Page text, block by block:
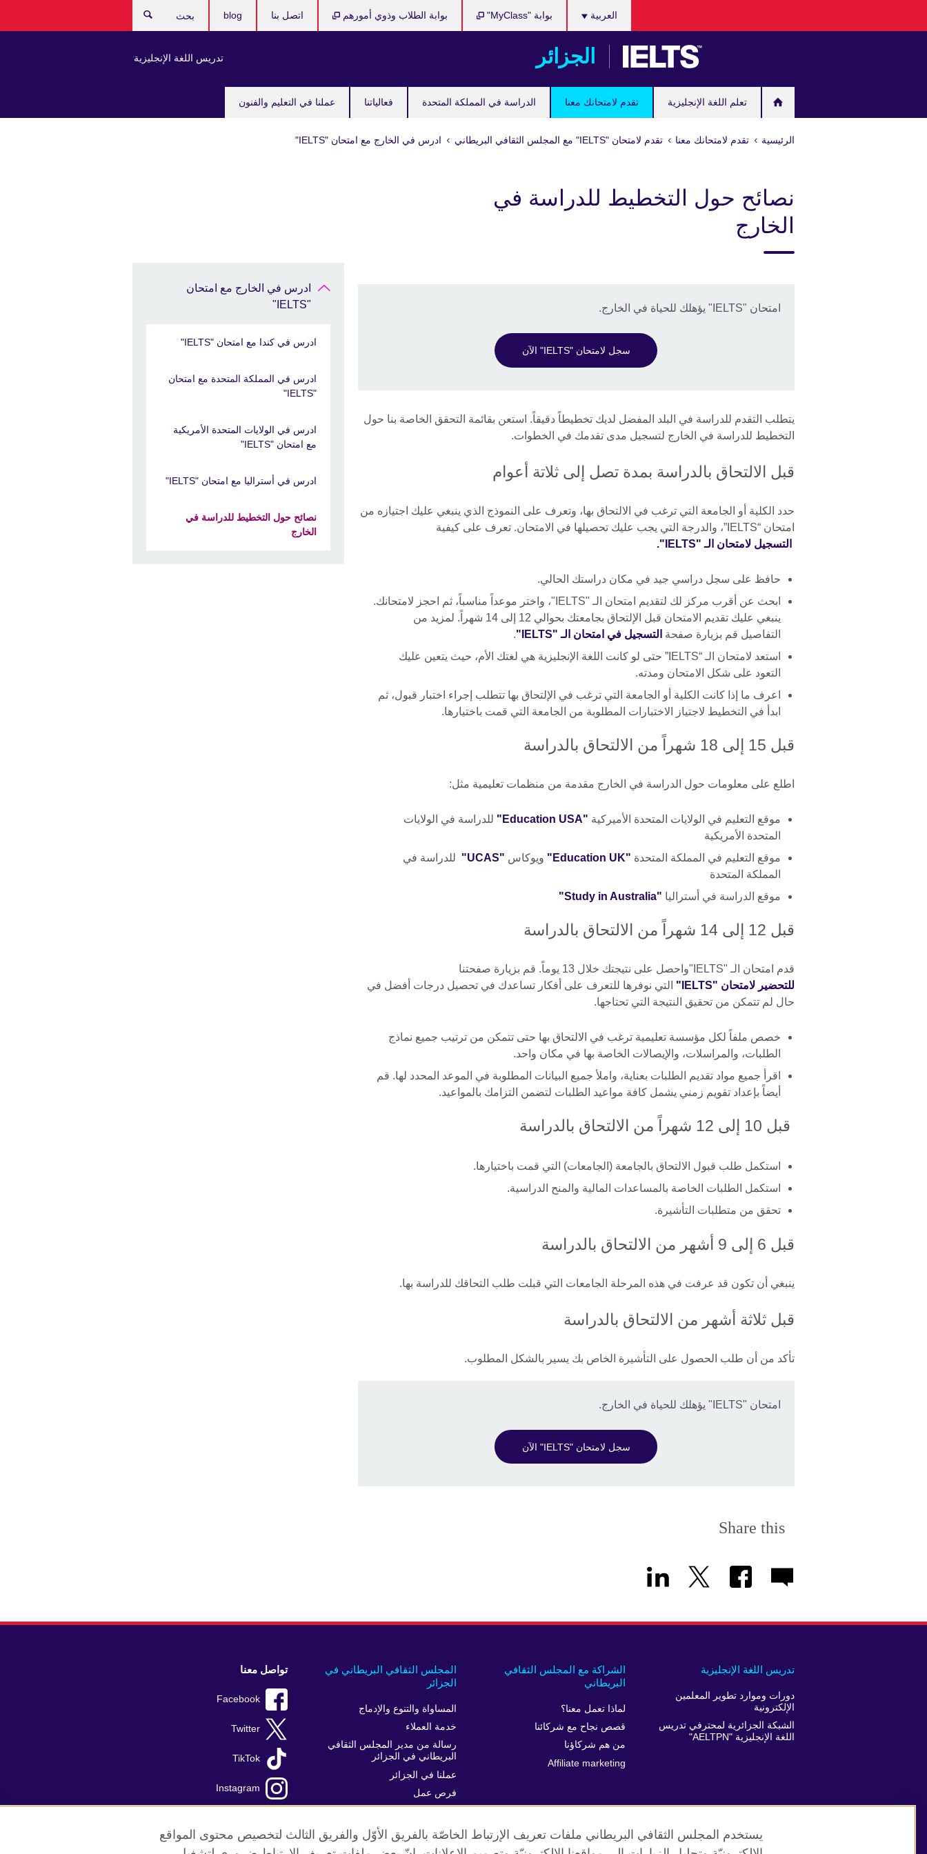
الجزائر
تعلم اللغة الإنجليزية تقدم لامتحانك معنا الدراسة في المملكة المتحدة فعالياتنا عملنا في التعليم والفنون
العربية
تدريس اللغة الإنجليزية
بوابة "MyClass" بوابة الطلاب وذوي أمورهم اتصل بنا blog
الرئيسية تقدم لامتحانك معنا تقدم لامتحان "IELTS" مع المجلس الثقافي البريطاني ادرس في الخارج مع امتحان "IELTS"
نصائح حول التخطيط للدراسة في
الخارج
امتحان "IELTS" يؤهلك للحياة في الخارج.
سجل لامتحان "IELTS" الآن
يتطلب التقدم للدراسة في البلد المفضل لديك تخطيطاً دقيقاً. استعن بقائمة التحقق الخاصة بنا حول
التخطيط للدراسة في الخارج لتسجيل مدى تقدمك في الخطوات.
قبل الالتحاق بالدراسة بمدة تصل إلى ثلاتة أعوام
حدد الكلية أو الجامعة التي ترغب في الالتحاق بها، وتعرف على النموذج الذي ينبغي عليك اجتيازه من
امتحان “IELTS”، والدرجة التي يجب عليك تحصيلها في الامتحان. تعرف على كيفية
التسجيل لامتحان الـ "IELTS".
حافظ على سجل دراسي جيد في مكان دراستك الحالي.
ابحث عن أقرب مركز لك لتقديم امتحان الـ "IELTS"، واختر موعداً مناسباً، ثم احجز لامتحانك.
ينبغي عليك تقديم الامتحان قبل الإلتحاق بجامعتك بحوالي 12 إلى 14 شهراً. لمزيد من
التفاصيل قم بزيارة صفحة التسجيل في امتحان الـ "IELTS"
.
استعد لامتحان الـ “IELTS” حتى لو كانت اللغة الإنجليزية هي لغتك الأم، حيث يتعين عليك
التعود على شكل الامتحان ومدته.
اعرف ما إذا كانت الكلية أو الجامعة التي ترغب في الإلتحاق بها تتطلب إجراء اختبار قبول، ثم
ابدأ في التخطيط لاجتياز الاختبارات المطلوبة من الجامعة التي قمت باختيارها.
قبل 15 إلى 18 شهراً من الالتحاق بالدراسة
اطلع على معلومات حول الدراسة في الخارج مقدمة من منظمات تعليمية مثل:
موقع التعليم في الولايات المتحدة الأميركية "Education USA"
للدراسة في الولايات
المتحدة الأمريكية
موقع التعليم في المملكة المتحدة "Education UK" ويوكاس "UCAS"
للدراسة في
المملكة المتحدة
موقع الدراسة في أستراليا "Study in Australia"
قبل 12 إلى 14 شهراً من الالتحاق بالدراسة
قدم امتحان الـ "IELTS"واحصل على نتيجتك خلال 13 يوماً. قم بزيارة صفحتنا
للتحضير لامتحان "IELTS"
التي نوفرها للتعرف على أفكار تساعدك في تحصيل درجات أفضل في
حال لم تتمكن من تحقيق النتيجة التي تحتاجها.
خصص ملفاً لكل مؤسسة تعليمية ترغب في الالتحاق بها حتى تتمكن من ترتيب جميع نماذج
الطلبات، والمراسلات، والإيصالات الخاصة بها في مكان واحد.
اقرأ جميع مواد تقديم الطلبات بعناية، واملأ جميع البيانات المطلوبة في الموعد المحدد لها. قم
أيضاً بإعداد تقويم زمني يشمل كافة مواعيد الطلبات لتضمن التزامك بالمواعيد.
قبل 10 إلى 12 شهراً من الالتحاق بالدراسة
استكمل طلب قبول الالتحاق بالجامعة (الجامعات) التي قمت باختيارها.
استكمل الطلبات الخاصة بالمساعدات المالية والمنح الدراسية.
تحقق من متطلبات التأشيرة.
قبل 6 إلى 9 أشهر من الالتحاق بالدراسة
ينبغي أن تكون قد عرفت في هذه المرحلة الجامعات التي قبلت طلب التحاقك للدراسة بها.
قبل ثلاثة أشهر من الالتحاق بالدراسة
تأكد من أن طلب الحصول على التأشيرة الخاص بك يسير بالشكل المطلوب.
امتحان "IELTS" يؤهلك للحياة في الخارج.
سجل لامتحان "IELTS" الآن
Share this
ادرس في الخارج مع امتحان
"IELTS"
ادرس في كندا مع امتحان "IELTS"
ادرس في المملكة المتحدة مع امتحان
"IELTS"
ادرس في الولايات المتحدة الأمريكية
مع امتحان "IELTS"
ادرس في أستراليا مع امتحان "IELTS"
نصائح حول التخطيط للدراسة في
الخارج
المجلس الثقافي البريطاني في
الجزائر
المساواة والتنوع والإدماج
خدمة العملاء
رسالة من مدير المجلس الثقافي
البريطاني في الجزائر
عملنا في الجزائر
فرص عمل
الشراكة مع المجلس الثقافي
البريطاني
لماذا تعمل معنا؟
قصص نجاح مع شركائنا
من هم شركاؤنا
Affiliate marketing
تدريس اللغة الإنجليزية
دورات وموارد تطوير المعلمين
الإلكترونية
الشبكة الجزائرية لمحترفي تدريس
اللغة الإنجليزية "AELTPN"
تواصل معنا
Facebook
Twitter
TikTok
Instagram
يستخدم المجلس الثقافي البريطاني ملفات تعريف الإرتباط الخاصّة بالفريق الأوّل والفريق الثالث لتخصيص محتوى المواقع